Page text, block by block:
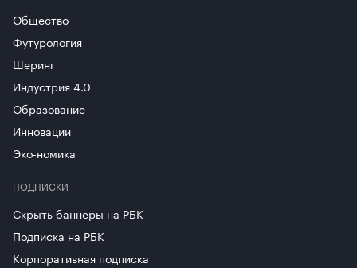
Общество
Футурология
Шеринг
Индустрия 4.0
Образование
Инновации
Эко-номика
ПОДПИСКИ
Скрыть баннеры на РБК
Подписка на РБК
Корпоративная подписка